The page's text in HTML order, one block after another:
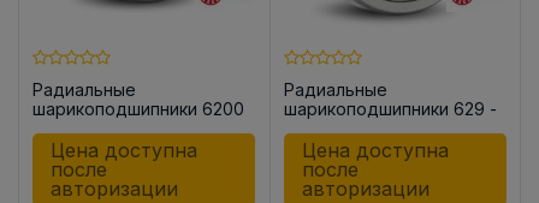
Радиальные
шарикоподшипники 6200
-C (open)
Цена доступна
после
авторизации
Радиальные
шарикоподшипники 629 -
C (open)
Цена доступна
после
авторизации